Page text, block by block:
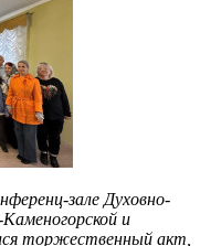
зале Духовно-
и
торжественный акт,